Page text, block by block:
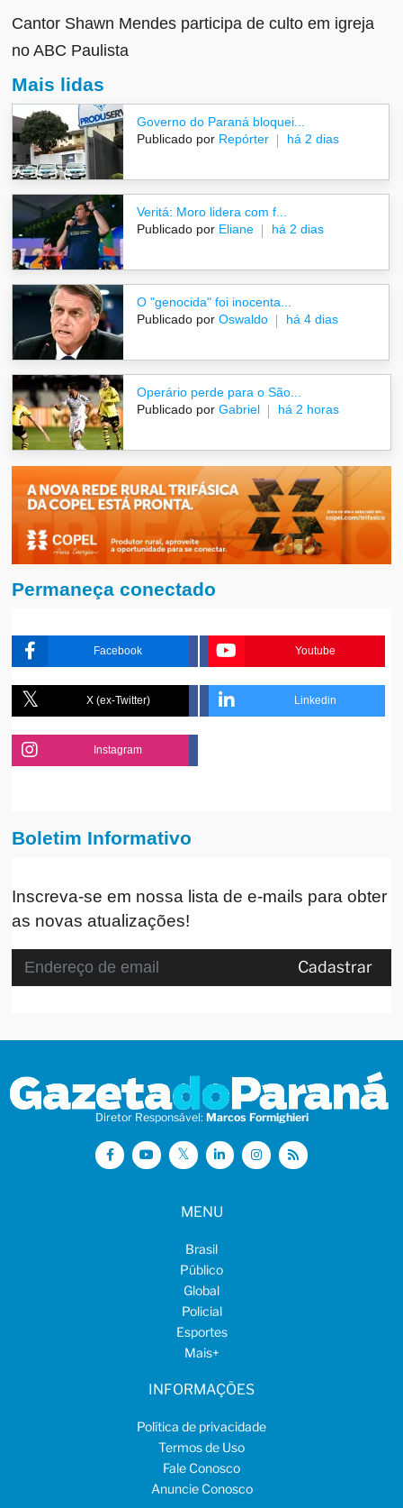
Cantor Shawn Mendes participa de culto em igreja
no ABC Paulista
Mais lidas
Governo do Paraná bloquei...
Publicado por Repórter há 2 dias
Veritá: Moro lidera com f...
Publicado por Eliane há 2 dias
O "genocida" foi inocenta...
Publicado por Oswaldo há 4 dias
Operário perde para o São...
Publicado por Gabriel há 2 horas
Permaneça conectado
Facebook Youtube
X (ex-Twitter) Linkedin
Instagram
Boletim Informativo
Inscreva-se em nossa lista de e-mails para obter
as novas atualizações!
Cadastrar
Diretor Responsável: Marcos Formighieri
MENU
Brasil
Público
Global
Policial
Esportes
Mais+
INFORMAÇÕES
Política de privacidade
Termos de Uso
Fale Conosco
Anuncie Conosco